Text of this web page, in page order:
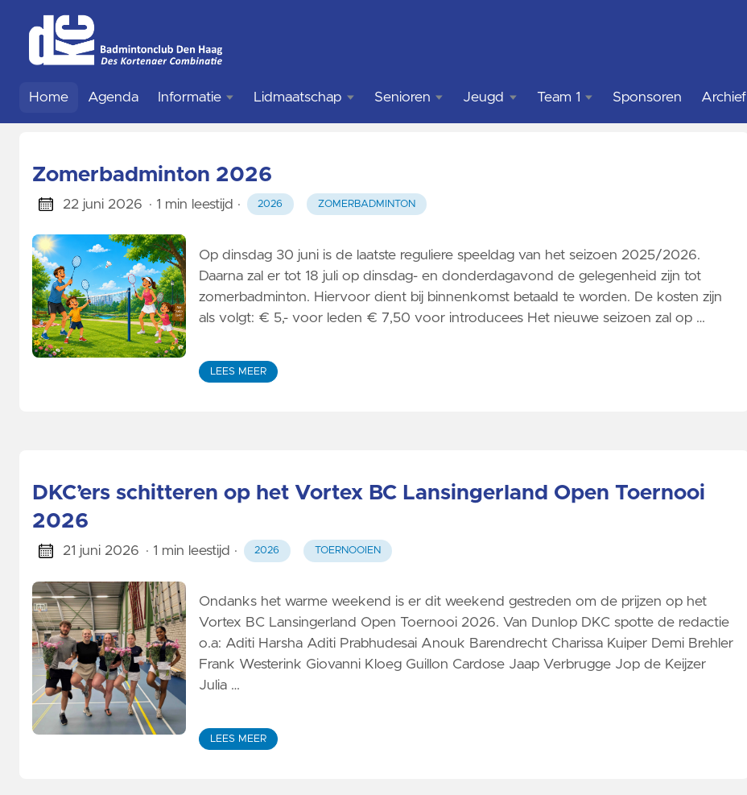
Home Agenda Informatie
Accommodatie
Probeerbadminton
Kantine
Geschiedenis
Lidmaatschap
Aanmelden
Wijziging
Opzeggen
Senioren
Training
Jeugd
Competitie
Toernooien
Team 1
Live
Stream
Sponsoren Archief
Zomerbadminton 2026
22 juni 2026 · 1 min leestijd · 2026 ZOMERBADMINTON
Op dinsdag 30 juni is de laatste reguliere speeldag van het seizoen 2025/2026.
Daarna zal er tot 18 juli op dinsdag- en donderdagavond de gelegenheid zijn tot
zomerbadminton. Hiervoor dient bij binnenkomst betaald te worden. De kosten zijn
als volgt: € 5,- voor leden € 7,50 voor introducees Het nieuwe seizoen zal op …
LEES MEER
DKC’ers schitteren op het Vortex BC Lansingerland Open Toernooi
2026
21 juni 2026 · 1 min leestijd · 2026 TOERNOOIEN
Ondanks het warme weekend is er dit weekend gestreden om de prijzen op het
Vortex BC Lansingerland Open Toernooi 2026. Van Dunlop DKC spotte de redactie
o.a: Aditi Harsha Aditi Prabhudesai Anouk Barendrecht Charissa Kuiper Demi Brehler
Frank Westerink Giovanni Kloeg Guillon Cardose Jaap Verbrugge Jop de Keijzer
Julia …
LEES MEER